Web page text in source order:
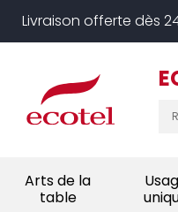
Livraison offerte dès
Arts de la
table
Panneau de gestion des